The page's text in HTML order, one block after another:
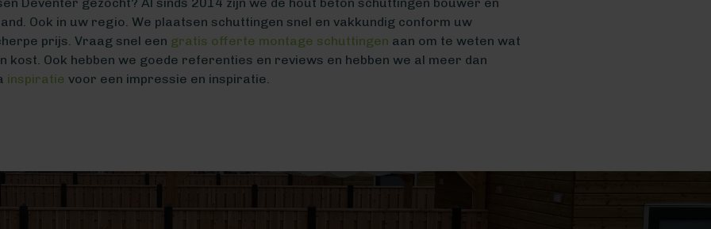
Deventer gezocht? Al sinds 2014 zijn we de hout beton schuttingen bouwer en
Ook in uw regio. We plaatsen schuttingen snel en vakkundig conform uw
prijs. Vraag snel een gratis offerte montage schuttingen aan om te weten wat
kost. Ook hebben we goede referenties en reviews en hebben we al meer dan
inspiratie voor een impressie en inspiratie.